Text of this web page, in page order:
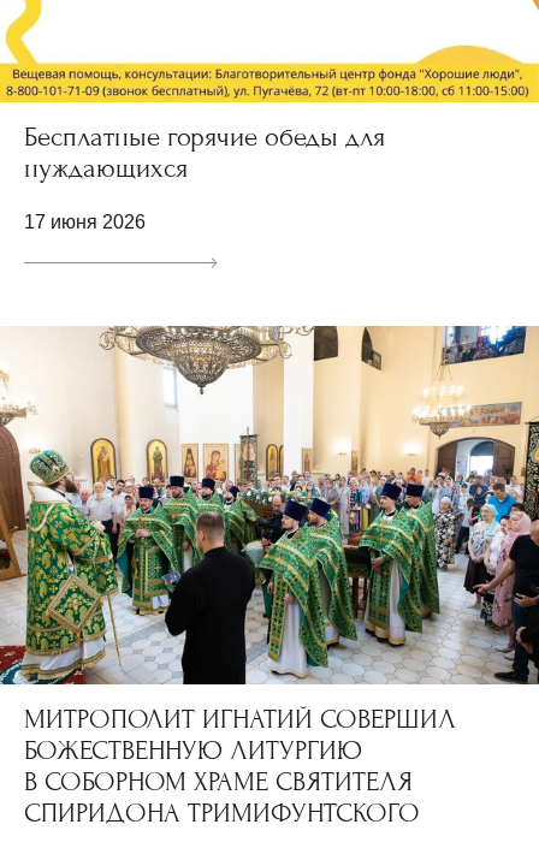
Бесплатные горячие обеды для
нуждающихся
17 июня 2026
МИТРОПОЛИТ ИГНАТИЙ СОВЕРШИЛ
БОЖЕСТВЕННУЮ ЛИТУРГИЮ
В СОБОРНОМ ХРАМЕ СВЯТИТЕЛЯ
СПИРИДОНА ТРИМИФУНТСКОГО